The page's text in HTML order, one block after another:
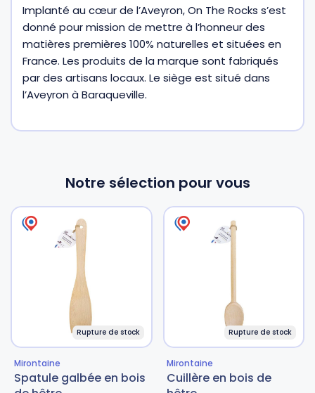
Implanté au cœur de l’Aveyron, On The Rocks s’est
donné pour mission de mettre à l’honneur des
matières premières 100% naturelles et situées en
France. Les produits de la marque sont fabriqués
par des artisans locaux. Le siège est situé dans
l’Aveyron à Baraqueville.
Notre sélection pour vous
Rupture de stock
Mirontaine
Spatule galbée en bois
Rupture de stock
Mirontaine
Cuillère en bois de